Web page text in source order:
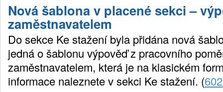
Nová šablona v placené sekci –
zaměstnavatelem
Do sekce Ke stažení byla přidána nová
jedná o šablonu výpověď z pracovního
zaměstnavatelem, která je na klasickém
informace naleznete v sekci Ke stažení. (